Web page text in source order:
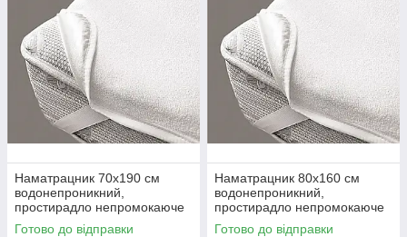
Наматрацник 70х190 см
водонепроникний,
простирадло непромокаюче
махрове на 4 гумках по кутах
Готово до відправки
Наматрацник 80х160 см
водонепроникний,
простирадло непромокаюче
махрове на 4 гумках по кутах
Готово до відправки